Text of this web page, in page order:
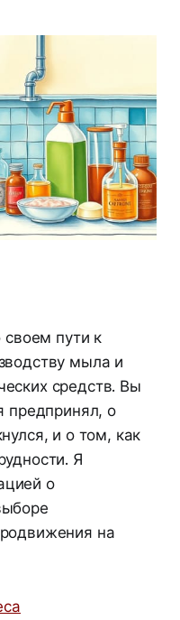
своем пути к
мыла и
средств. Вы
предпринял, о
и о том, как
Я
о
на